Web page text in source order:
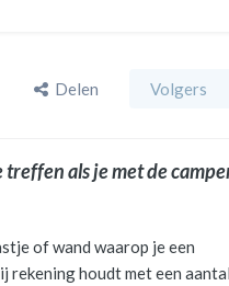
Delen Volgers
als je met de
of wand waarop je een
rekening houdt met een aantal